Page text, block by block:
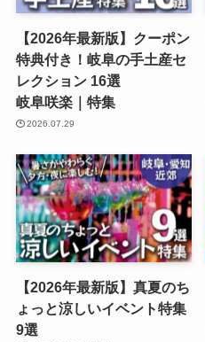
【2026年最新版】クーポン
特典付き！岐阜の手土産セ
レクション 16選
岐阜咲楽｜特集
2026.07.29
【2026年最新版】真夏のち
ょっと涼しいイベント特集
9選